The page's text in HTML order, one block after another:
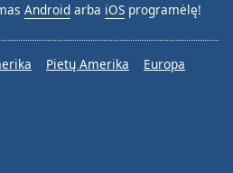
Android arba iOS programėlę!
Pietų Amerika
Europa